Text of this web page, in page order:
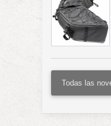
Todas las